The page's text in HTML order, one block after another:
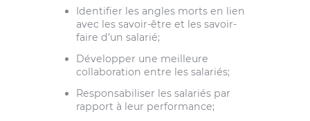
Identifier les angles morts en lien
avec les savoir-être et les savoir-
faire d’un salarié;
Développer une meilleure
collaboration entre les salariés;
Responsabiliser les salariés par
rapport à leur performance;